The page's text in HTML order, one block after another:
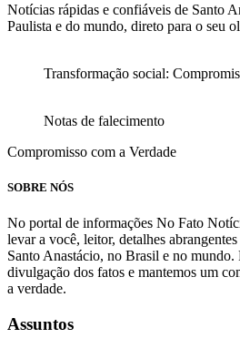
Notícias rápidas e confiáveis de Santo
Paulista e do mundo, direto para o seu
Transformação social:
Notas de falecimento
Compromisso com a Verdade
SOBRE NÓS
No portal de informações No Fato
levar a você, leitor, detalhes
Santo Anastácio, no Brasil e no mundo.
divulgação dos fatos e mantemos um
a verdade.
Assuntos